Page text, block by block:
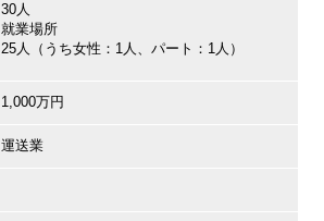
30人
就業場所
25人（うち女性：1人、パート：1人）
1,000万円
運送業